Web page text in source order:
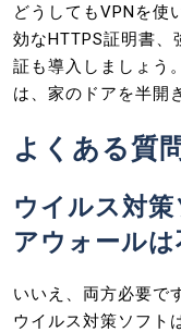
どうしてもVPNを使
効なHTTPS証明書、
証も導入しましょう
は、家のドアを半開
よくある質
ウイルス対
アウォールは
いいえ、両方必要で
ウイルス対策ソフト